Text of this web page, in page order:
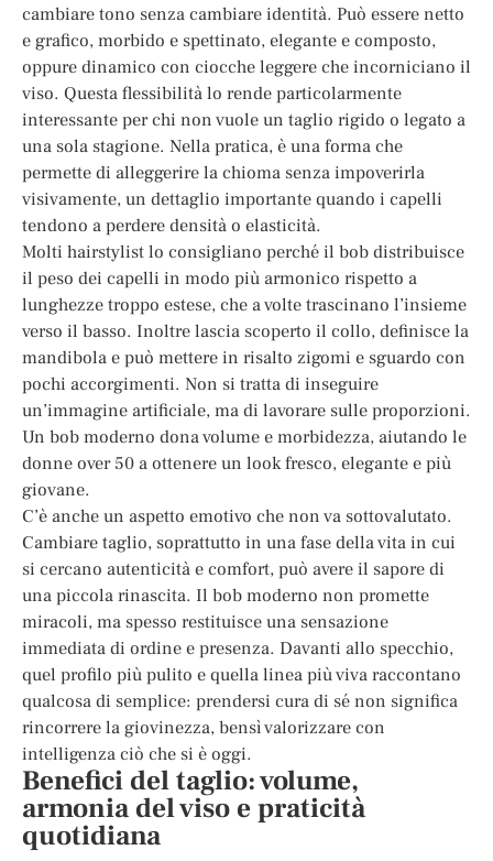
cambiare tono senza cambiare identità. Può essere netto
e grafico, morbido e spettinato, elegante e composto,
oppure dinamico con ciocche leggere che incorniciano il
viso. Questa flessibilità lo rende particolarmente
interessante per chi non vuole un taglio rigido o legato a
una sola stagione. Nella pratica, è una forma che
permette di alleggerire la chioma senza impoverirla
visivamente, un dettaglio importante quando i capelli
tendono a perdere densità o elasticità.
Molti hairstylist lo consigliano perché il bob distribuisce
il peso dei capelli in modo più armonico rispetto a
lunghezze troppo estese, che a volte trascinano l’insieme
verso il basso. Inoltre lascia scoperto il collo, definisce la
mandibola e può mettere in risalto zigomi e sguardo con
pochi accorgimenti. Non si tratta di inseguire
un’immagine artificiale, ma di lavorare sulle proporzioni.
Un bob moderno dona volume e morbidezza, aiutando le
donne over 50 a ottenere un look fresco, elegante e più
giovane.
C’è anche un aspetto emotivo che non va sottovalutato.
Cambiare taglio, soprattutto in una fase della vita in cui
si cercano autenticità e comfort, può avere il sapore di
una piccola rinascita. Il bob moderno non promette
miracoli, ma spesso restituisce una sensazione
immediata di ordine e presenza. Davanti allo specchio,
quel profilo più pulito e quella linea più viva raccontano
qualcosa di semplice: prendersi cura di sé non significa
rincorrere la giovinezza, bensì valorizzare con
intelligenza ciò che si è oggi.
Benefici del taglio: volume,
armonia del viso e praticità
quotidiana